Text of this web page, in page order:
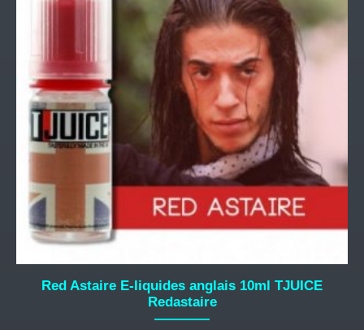
Red Astaire E-liquides anglais 10ml TJUICE
Redastaire
peuvent
être
choisies
sur
page
produit